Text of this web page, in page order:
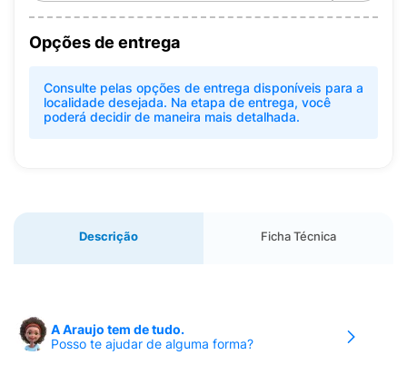
Opções de entrega
Consulte pelas opções de entrega disponíveis para a
localidade desejada. Na etapa de entrega, você
poderá decidir de maneira mais detalhada.
Descrição Ficha Técnica
A Araujo tem de tudo.
Posso te ajudar de alguma forma?